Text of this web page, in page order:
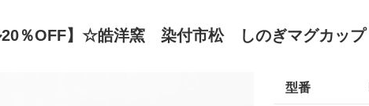
20％OFF】☆皓洋窯 染付市松 しのぎマグカップ
型番